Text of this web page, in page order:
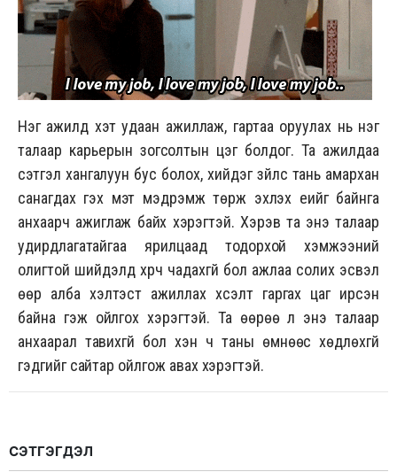
Нэг ажилд хэт удаан ажиллаж, гартаа оруулах нь нэг
талаар карьерын зогсолтын цэг болдог. Та ажилдаа
сэтгэл хангалуун бус болох, хийдэг зүйлс тань амархан
санагдах гэх мэт мэдрэмж төрж эхлэх үеийг байнга
анхаарч ажиглаж байх хэрэгтэй. Хэрэв та энэ талаар
удирдлагатайгаа ярилцаад тодорхой хэмжээний
олигтой шийдэлд хүрч чадахгүй бол ажлаа солих эсвэл
өөр алба хэлтэст ажиллах хүсэлт гаргах цаг ирсэн
байна гэж ойлгох хэрэгтэй. Та өөрөө л энэ талаар
анхаарал тавихгүй бол хэн ч таны өмнөөс хөдлөхгүй
гэдгийг сайтар ойлгож авах хэрэгтэй.
СЭТГЭГДЭЛ